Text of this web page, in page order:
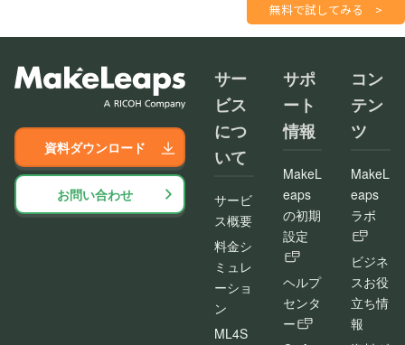
無料で試してみる >
資料ダウンロード
お問い合わせ
サー
ビス
につ
いて
サービ
ス概要
料金シ
ミュレ
ーショ
ン
ML4S
サポ
ート
情報
MakeL
eaps
の初期
設定
ヘルプ
センタ
ー
コン
テン
ツ
MakeL
eaps
ラボ
ビジネ
スお役
立ち情
報